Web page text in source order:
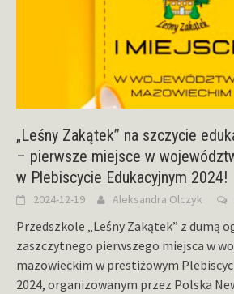
„Leśny Zakątek” na szczycie
– pierwsze miejsce w
w Plebiscycie Edukacyjnym 2024!
2024-12-19 Aleksandra Olczyk
Przedszkole „Leśny Zakątek” z dumą
zaszczytnego pierwszego miejsca w
mazowieckim w prestiżowym
2024, organizowanym przez Polska